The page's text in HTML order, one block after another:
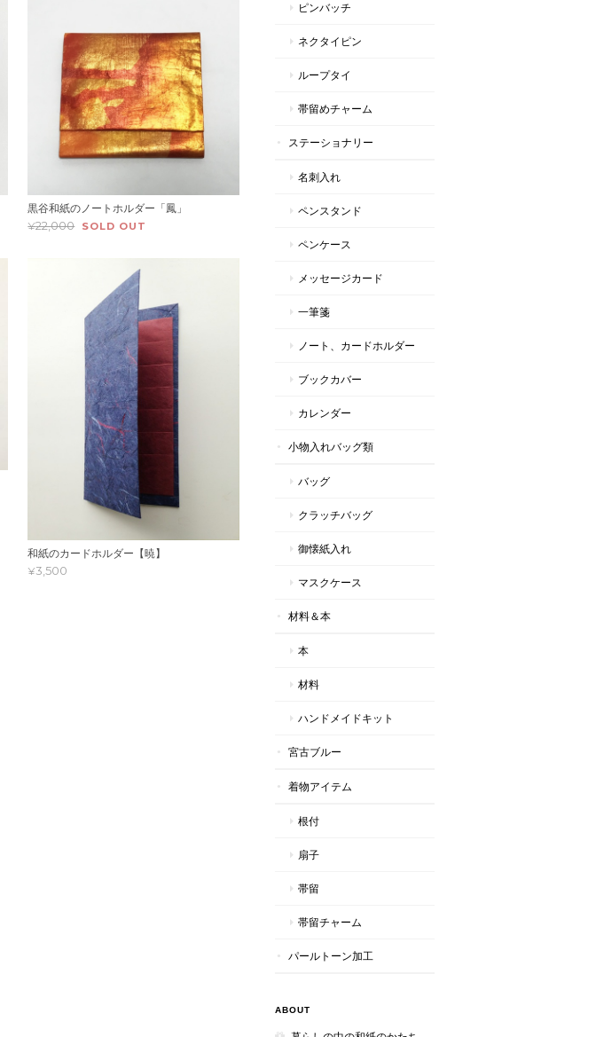
黒谷和紙のノートホルダー「鳳」
¥22,000 SOLD OUT
和紙のカードホルダー【暁】
¥3,500
ピンバッチ
ネクタイピン
ループタイ
帯留めチャーム
ステーショナリー
名刺入れ
ペンスタンド
ペンケース
メッセージカード
一筆箋
ノート、カードホルダー
ブックカバー
カレンダー
小物入れバッグ類
バッグ
クラッチバッグ
御懐紙入れ
マスクケース
材料＆本
本
材料
ハンドメイドキット
宮古ブルー
着物アイテム
根付
扇子
帯留
帯留チャーム
パールトーン加工
ABOUT